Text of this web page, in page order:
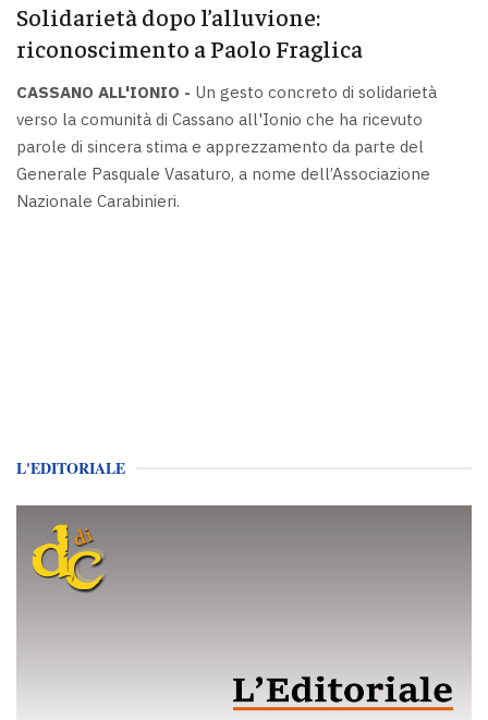
Solidarietà dopo l’alluvione:
riconoscimento a Paolo Fraglica
CASSANO ALL'IONIO - Un gesto concreto di solidarietà
verso la comunità di Cassano all'Ionio che ha ricevuto
parole di sincera stima e apprezzamento da parte del
Generale Pasquale Vasaturo, a nome dell’Associazione
Nazionale Carabinieri.
L'EDITORIALE